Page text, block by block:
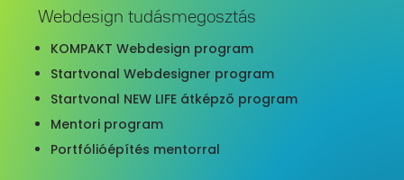
Webdesign tudásmegosztás
KOMPAKT Webdesign program
Startvonal Webdesigner program
Startvonal NEW LIFE átképző program
Mentori program
Portfólióépítés mentorral